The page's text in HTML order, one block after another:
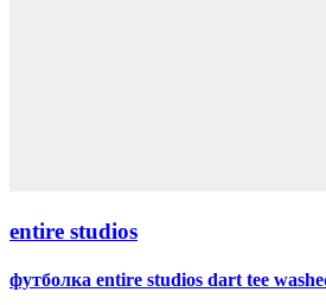
entire studios
футболка entire studios dart tee